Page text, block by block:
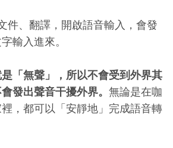
件、翻譯，開啟語音輸入，會發
輸入進來。
「無聲」，所以不會受到外界其
發出聲音干擾外界。 無論是在咖
，都可以「安靜地」完成語音轉